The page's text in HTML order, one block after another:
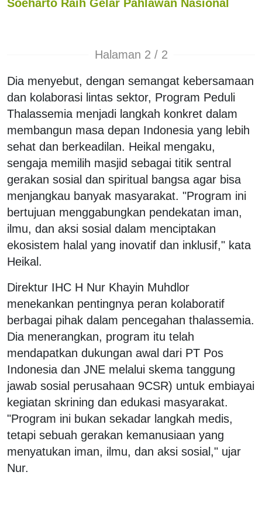
Soeharto Raih Gelar Pahlawan Nasional
Halaman 2 / 2
Dia menyebut, dengan semangat kebersamaan
dan kolaborasi lintas sektor, Program Peduli
Thalassemia menjadi langkah konkret dalam
membangun masa depan Indonesia yang lebih
sehat dan berkeadilan. Heikal mengaku,
sengaja memilih masjid sebagai titik sentral
gerakan sosial dan spiritual bangsa agar bisa
menjangkau banyak masyarakat. "Program ini
bertujuan menggabungkan pendekatan iman,
ilmu, dan aksi sosial dalam menciptakan
ekosistem halal yang inovatif dan inklusif," kata
Heikal.
Direktur IHC H Nur Khayin Muhdlor
menekankan pentingnya peran kolaboratif
berbagai pihak dalam pencegahan thalassemia.
Dia menerangkan, program itu telah
mendapatkan dukungan awal dari PT Pos
Indonesia dan JNE melalui skema tanggung
jawab sosial perusahaan 9CSR) untuk embiayai
kegiatan skrining dan edukasi masyarakat.
"Program ini bukan sekadar langkah medis,
tetapi sebuah gerakan kemanusiaan yang
menyatukan iman, ilmu, dan aksi sosial," ujar
Nur.